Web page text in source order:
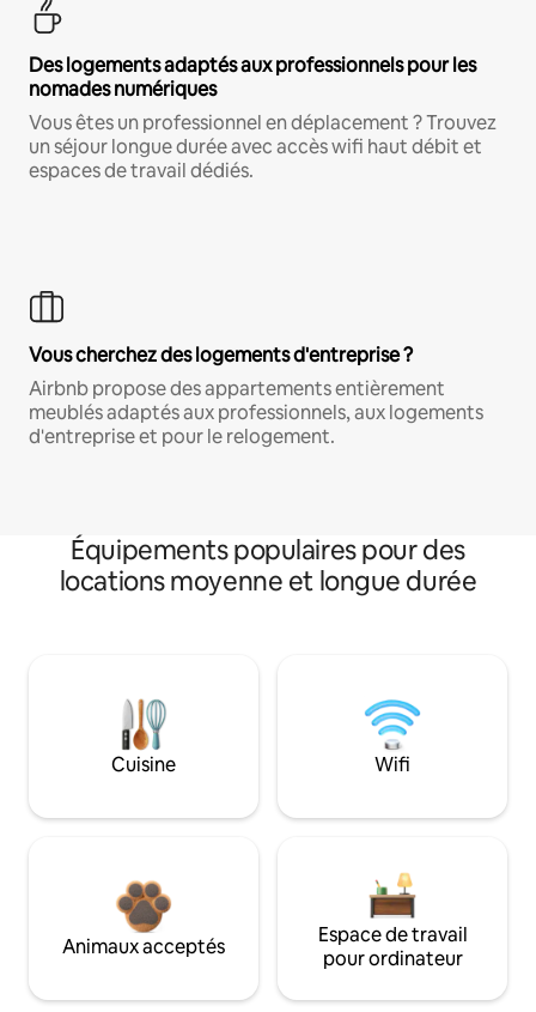
Des logements adaptés aux professionnels pour les
nomades numériques
Vous êtes un professionnel en déplacement ? Trouvez
un séjour longue durée avec accès wifi haut débit et
espaces de travail dédiés.
Vous cherchez des logements d'entreprise ?
Airbnb propose des appartements entièrement
meublés adaptés aux professionnels, aux logements
d'entreprise et pour le relogement.
Équipements populaires pour des
locations moyenne et longue durée
Cuisine Wifi
Animaux acceptés
Espace de travail
pour ordinateur